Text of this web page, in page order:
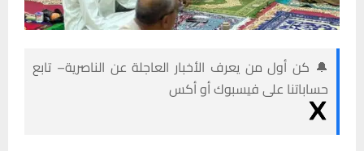
🔔 كن أول من يعرف الأخبار العاجلة عن الناصرية– تابع
حساباتنا على فيسبوك أو أكس